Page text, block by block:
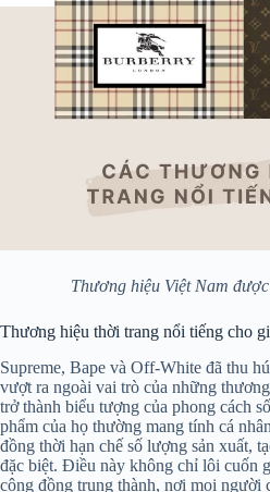
Thương hiệu Việt Nam
Thương hiệu thời trang nổi tiếng cho
Supreme, Bape và Off-White đã thu
vượt ra ngoài vai trò của những
trở thành biểu tượng của phong cách
phẩm của họ thường mang tính cá
đồng thời hạn chế số lượng sản xuất,
đặc biệt. Điều này không chỉ lôi cuốn
cộng đồng trung thành, nơi mọi người